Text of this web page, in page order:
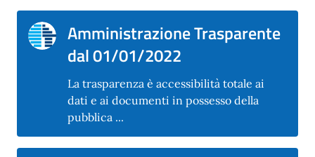
Amministrazione Trasparente
dal 01/01/2022
La trasparenza è accessibilità totale ai
dati e ai documenti in possesso della
pubblica ...